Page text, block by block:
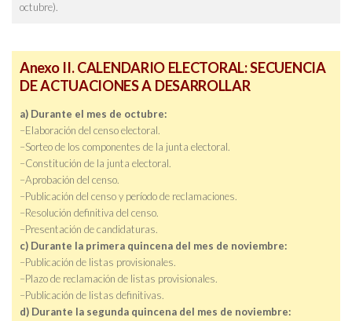
octubre).
Anexo II.CALENDARIO ELECTORAL: SECUENCIA
DE ACTUACIONES A DESARROLLAR
a) Durante el mes de octubre:
–Elaboración del censo electoral.
–Sorteo de los componentes de la junta electoral.
–Constitución de la junta electoral.
–Aprobación del censo.
–Publicación del censo y período de reclamaciones.
–Resolución definitiva del censo.
–Presentación de candidaturas.
c) Durante la primera quincena del mes de noviembre:
–Publicación de listas provisionales.
–Plazo de reclamación de listas provisionales.
–Publicación de listas definitivas.
d) Durante la segunda quincena del mes de noviembre: